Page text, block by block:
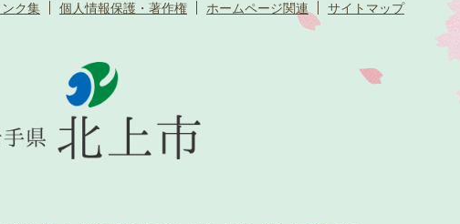
ンク集 個人情報保護・著作権 ホームページ関連 サイトマップ